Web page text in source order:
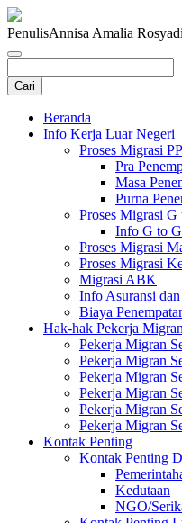
PenulisAnnisa Amalia Rosyadi
Beranda
Info Kerja Luar Negeri
Proses Migrasi
Pra
Masa
Purna
Proses Migrasi G
Info G to
Proses Migrasi
Proses Migrasi
Migrasi ABK
Info Asuransi
Biaya
Hak-hak Pekerja Migran
Pekerja Migran
Pekerja Migran
Pekerja Migran
Pekerja Migran
Pekerja Migran
Pekerja Migran
Kontak Penting
Kontak Penting
Kedutaan
NGO/